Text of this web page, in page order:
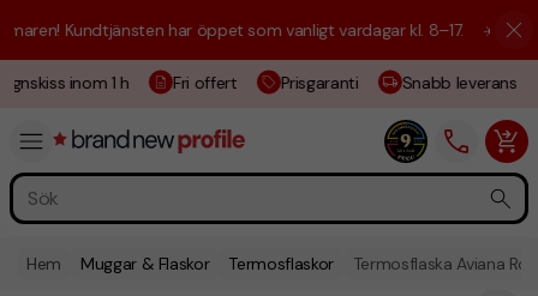
Kundtjänsten har öppet som vanligt vardagar kl. 8–17. ☀️ Vi är
inom 1 h Fri offert Prisgaranti Snabb leverans
Hem Muggar & Flaskor Termosflaskor Termosflaska Aviana